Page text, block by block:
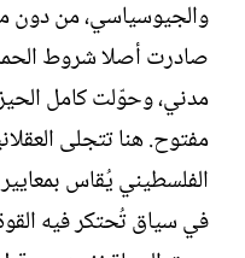
والجيوسياسي، من دون
صادرت أصلا شروط
مدني، وحوّلت كامل
مفتوح. هنا تتجلى
الفلسطيني يُقاس
في سياق تُحتكر فيه